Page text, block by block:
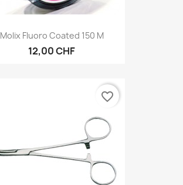
Molix Fluoro Coated 150 M
12,00 CHF
favorite_border